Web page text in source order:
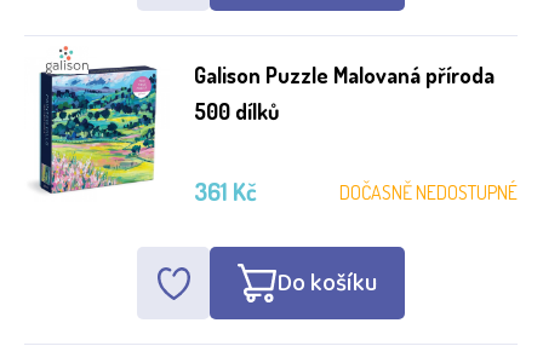
Galison Puzzle Malovaná příroda
500 dílků
DOČASNĚ NEDOSTUPNÉ
361 Kč
Do košíku